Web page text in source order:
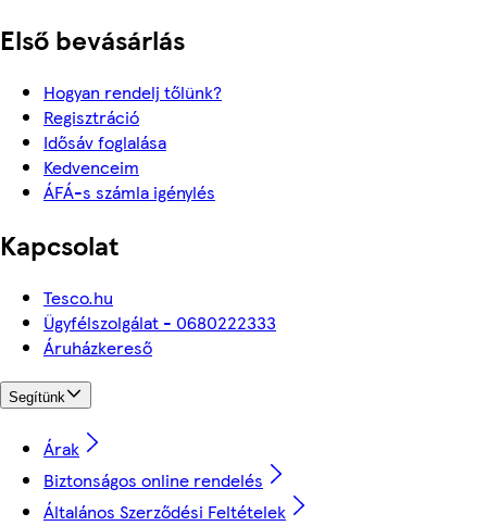
Első bevásárlás
Hogyan rendelj tőlünk?
Regisztráció
Idősáv foglalása
Kedvenceim
ÁFÁ-s számla igénylés
Kapcsolat
Tesco.hu
Ügyfélszolgálat - 0680222333
Áruházkereső
Segítünk
Árak
Biztonságos online rendelés
Általános Szerződési Feltételek